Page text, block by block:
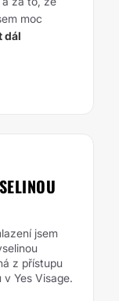
moc
dál
jsem
z přístupu
Yes Visage.